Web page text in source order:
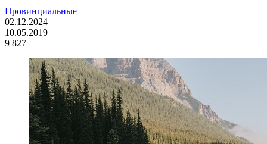
Провинциальные
02.12.2024
10.05.2019
9 827